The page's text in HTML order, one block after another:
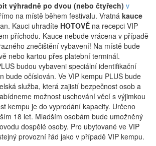
výhradně po dvou (nebo čtyřech) v
na místě během festivalu. Vratná kauce
Kauci uhradíte HOTOVĚ na recepci VIP
příchodu. Kauce nebude vrácena v případě
znečištění vybavení! Na místě bude
nebo kartou přes platební terminál.
budou vybaveni speciální identifikační
bude očíslován. Ve VIP kempu PLUS bude
služba, která zajistí bezpečnost osob a
možnost uschování věcí s výjimkou
kempu je do vyprodání kapacity. Určeno
18 let. Mladším osobám bude umožněný
dospělé osoby. Pro ubytované ve VIP
provozní řád jako v případě VIP kempu.